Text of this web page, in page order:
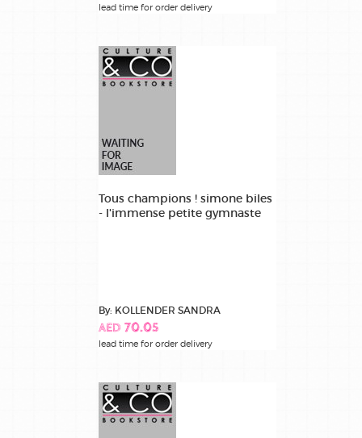
lead time for order delivery
Tous champions ! simone biles
- l'immense petite gymnaste
By: KOLLENDER SANDRA
AED 70.05
lead time for order delivery